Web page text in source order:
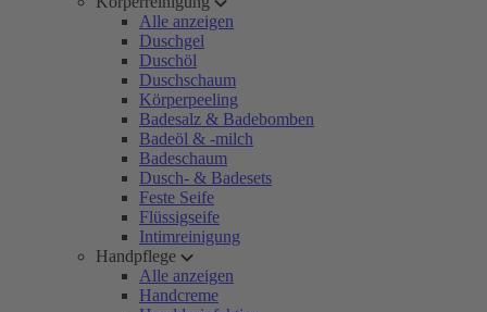
Alle anzeigen
Duschgel
Duschöl
Duschschaum
Körperpeeling
Badesalz & Badebomben
Badeöl & -milch
Badeschaum
Dusch- & Badesets
Feste Seife
Flüssigseife
Intimreinigung
Handpflege
Alle anzeigen
Handcreme